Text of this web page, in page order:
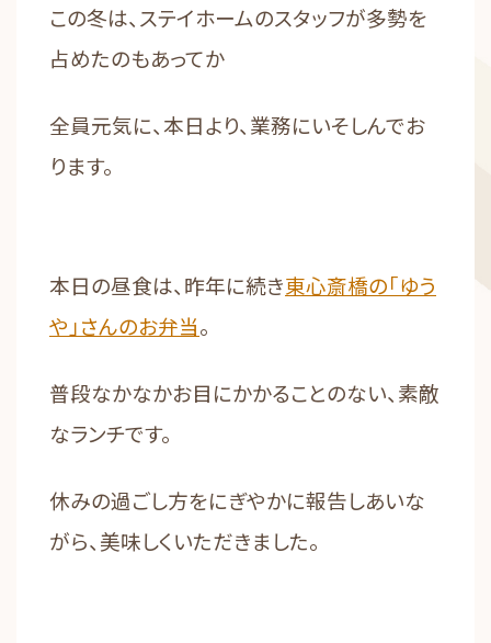
この冬は、ステイホームのスタッフが多勢を
占めたのもあってか
全員元気に、本日より、業務にいそしんでお
ります。
本日の昼食は、昨年に続き東心斎橋の「ゆう
や」さんのお弁当。
普段なかなかお目にかかることのない、素敵
なランチです。
休みの過ごし方をにぎやかに報告しあいな
がら、美味しくいただきました。